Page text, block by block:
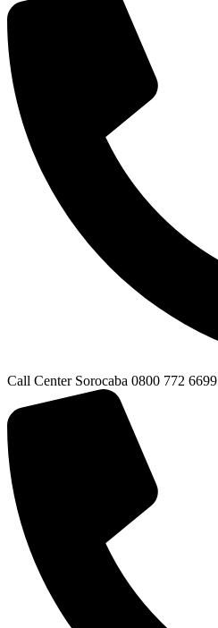
Call Center Sorocaba 0800 772 6699